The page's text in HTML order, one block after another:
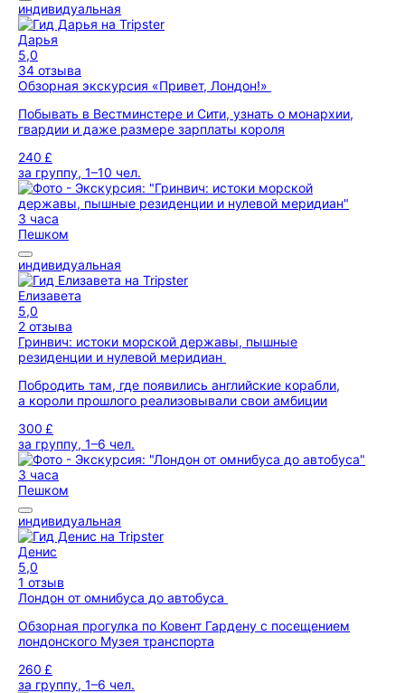
индивидуальная
Дарья
5,0
34 отзыва
Обзорная экскурсия «Привет, Лондон!»
Побывать в Вестминстере и Сити, узнать о монархии,
гвардии и даже размере зарплаты короля
240 £
за группу, 1–10 чел.
3 часа
Пешком
индивидуальная
Елизавета
5,0
2 отзыва
Гринвич: истоки морской державы, пышные
резиденции и нулевой меридиан
Побродить там, где появились английские корабли,
а короли прошлого реализовывали свои амбиции
300 £
за группу, 1–6 чел.
3 часа
Пешком
индивидуальная
Денис
5,0
1 отзыв
Лондон от омнибуса до автобуса
Обзорная прогулка по Ковент Гардену с посещением
лондонского Музея транспорта
260 £
за группу, 1–6 чел.